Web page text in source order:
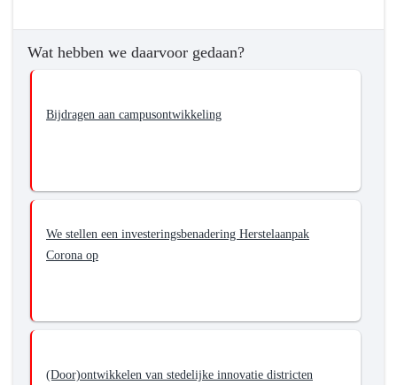
wilden
bereiken?
ruimtelijke-
economische
structuur
Wat hebben we daarvoor gedaan?
Bijdragen aan campusontwikkeling
We stellen een investeringsbenadering Herstelaanpak
Corona op
(Door)ontwikkelen van stedelijke innovatie districten